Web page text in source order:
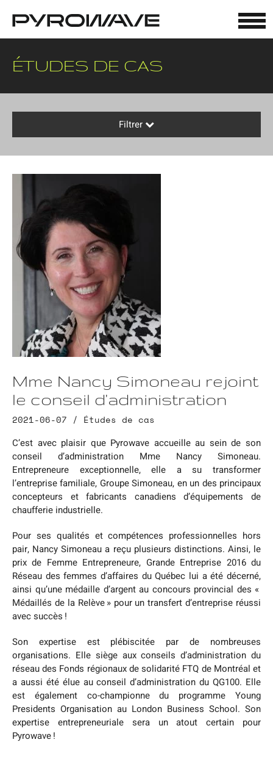
ÉTUDES DE CAS
Filtrer
Mme Nancy Simoneau rejoint
le conseil d'administration
2021-06-07 / Études de cas
C’est avec plaisir que Pyrowave accueille au sein de son
conseil d’administration Mme Nancy Simoneau.
Entrepreneure exceptionnelle, elle a su transformer
l’entreprise familiale, Groupe Simoneau, en un des principaux
concepteurs et fabricants canadiens d’équipements de
chaufferie industrielle.
Pour ses qualités et compétences professionnelles hors
pair, Nancy Simoneau a reçu plusieurs distinctions. Ainsi, le
prix de Femme Entrepreneure, Grande Entreprise 2016 du
Réseau des femmes d’affaires du Québec lui a été décerné,
ainsi qu’une médaille d’argent au concours provincial des «
Médaillés de la Relève » pour un transfert d’entreprise réussi
avec succès !
Son expertise est plébiscitée par de nombreuses
organisations. Elle siège aux conseils d’administration du
réseau des Fonds régionaux de solidarité FTQ de Montréal et
a aussi été élue au conseil d’administration du QG100. Elle
est également co-championne du programme Young
Presidents Organisation au London Business School. Son
expertise entrepreneuriale sera un atout certain pour
Pyrowave !